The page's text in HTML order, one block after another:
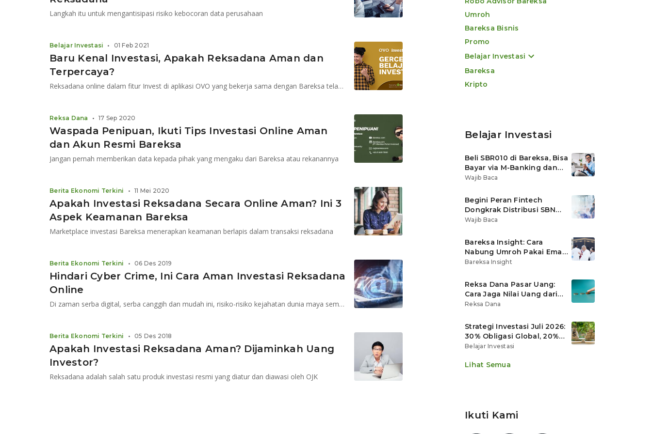
Langkah itu untuk mengantisipasi risiko kebocoran data perusahaan
Baru Kenal Investasi, Apakah Reksadana Aman dan
Terpercaya?
Reksadana online dalam fitur Invest di aplikasi OVO yang bekerja sama dengan Bareksa telah memenuhi aspek keamanan
Belajar Investasi • 01 Feb 2021
Waspada Penipuan, Ikuti Tips Investasi Online Aman
dan Akun Resmi Bareksa
Jangan pernah memberikan data kepada pihak yang mengaku dari Bareksa atau rekanannya
Reksa Dana • 17 Sep 2020
Apakah Investasi Reksadana Secara Online Aman? Ini 3
Aspek Keamanan Bareksa
Marketplace investasi Bareksa menerapkan keamanan berlapis dalam transaksi reksadana
Berita Ekonomi Terkini • 11 Mei 2020
Hindari Cyber Crime, Ini Cara Aman Investasi Reksadana
Online
Di zaman serba digital, serba canggih dan mudah ini, risiko-risiko kejahatan dunia maya semakin mengancam
Berita Ekonomi Terkini • 06 Des 2019
Apakah Investasi Reksadana Aman? Dijaminkah Uang
Investor?
Reksadana adalah salah satu produk investasi resmi yang diatur dan diawasi oleh OJK
Berita Ekonomi Terkini • 05 Des 2018
Umroh
Bareksa Bisnis
Promo
Belajar Investasi
Bareksa
Kripto
Belajar Investasi
Beli SBR010 di Bareksa, Bisa
Bayar via M-Banking dan
OVO di Tokopedia
Wajib Baca
Begini Peran Fintech
Dongkrak Distribusi SBN
Ritel
Wajib Baca
Bareksa Insight: Cara
Nabung Umroh Pakai Emas
Digital agar Nilainya
Bareksa Insight
Reksa Dana Pasar Uang:
Cara Jaga Nilai Uang dari
Gerusan Inflasi
Reksa Dana
Strategi Investasi Juli 2026:
30% Obligasi Global, 20%
Emas, Saham Ekspor Jadi
Belajar Investasi
Lihat Semua
Ikuti Kami